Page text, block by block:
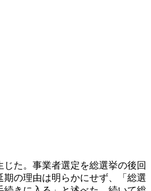
じた。事業者選定を総選挙の後回
期の理由は明らかにせず、「総選